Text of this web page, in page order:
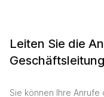
Leiten Sie die
Sie können Ihre